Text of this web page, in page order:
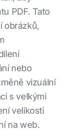
PDF. Tato
obrázků,
nebo
vizuální
s velkými
velikosti
na web.